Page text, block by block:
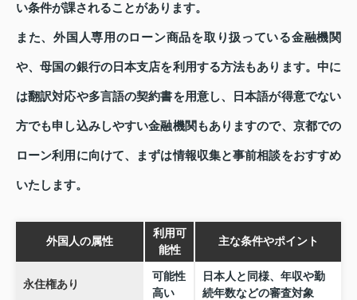
い条件が課されることがあります。
また、外国人専用のローン商品を取り扱っている金融機関
や、母国の銀行の日本支店を利用する方法もあります。中に
は翻訳対応や多言語の契約書を用意し、日本語が得意でない
方でも申し込みしやすい金融機関もありますので、京都での
ローン利用に向けて、まずは情報収集と事前相談をおすすめ
いたします。
外国人の属性
利用可
能性
主な条件やポイント
永住権あり
可能性
高い
日本人と同様、年収や勤
続年数などの審査対象